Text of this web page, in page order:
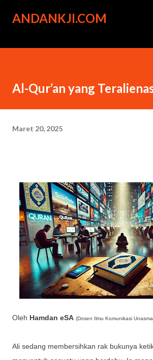
Langsung ke konten
ANDANKJI.COM
Al-Qur’an yang
Maret 20, 2025
Oleh Hamdan eSA (Dosen Ilmu Komunikasi
Ali sedang membersihkan rak bukunya